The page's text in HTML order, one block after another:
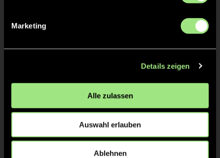
Marketing
Details zeigen
Alle zulassen
Auswahl erlauben
Ablehnen
30' ANPFIFF 3. Viertel
30' ABPFIFF 2. Viertel